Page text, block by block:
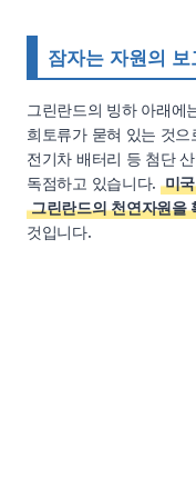
잠자는 자원의 보
그린란드의 빙하 아래에
희토류가 묻혀 있는 것
전기차 배터리 등 첨단
독점하고 있습니다. 미
그린란드의 천연자원을
것입니다.